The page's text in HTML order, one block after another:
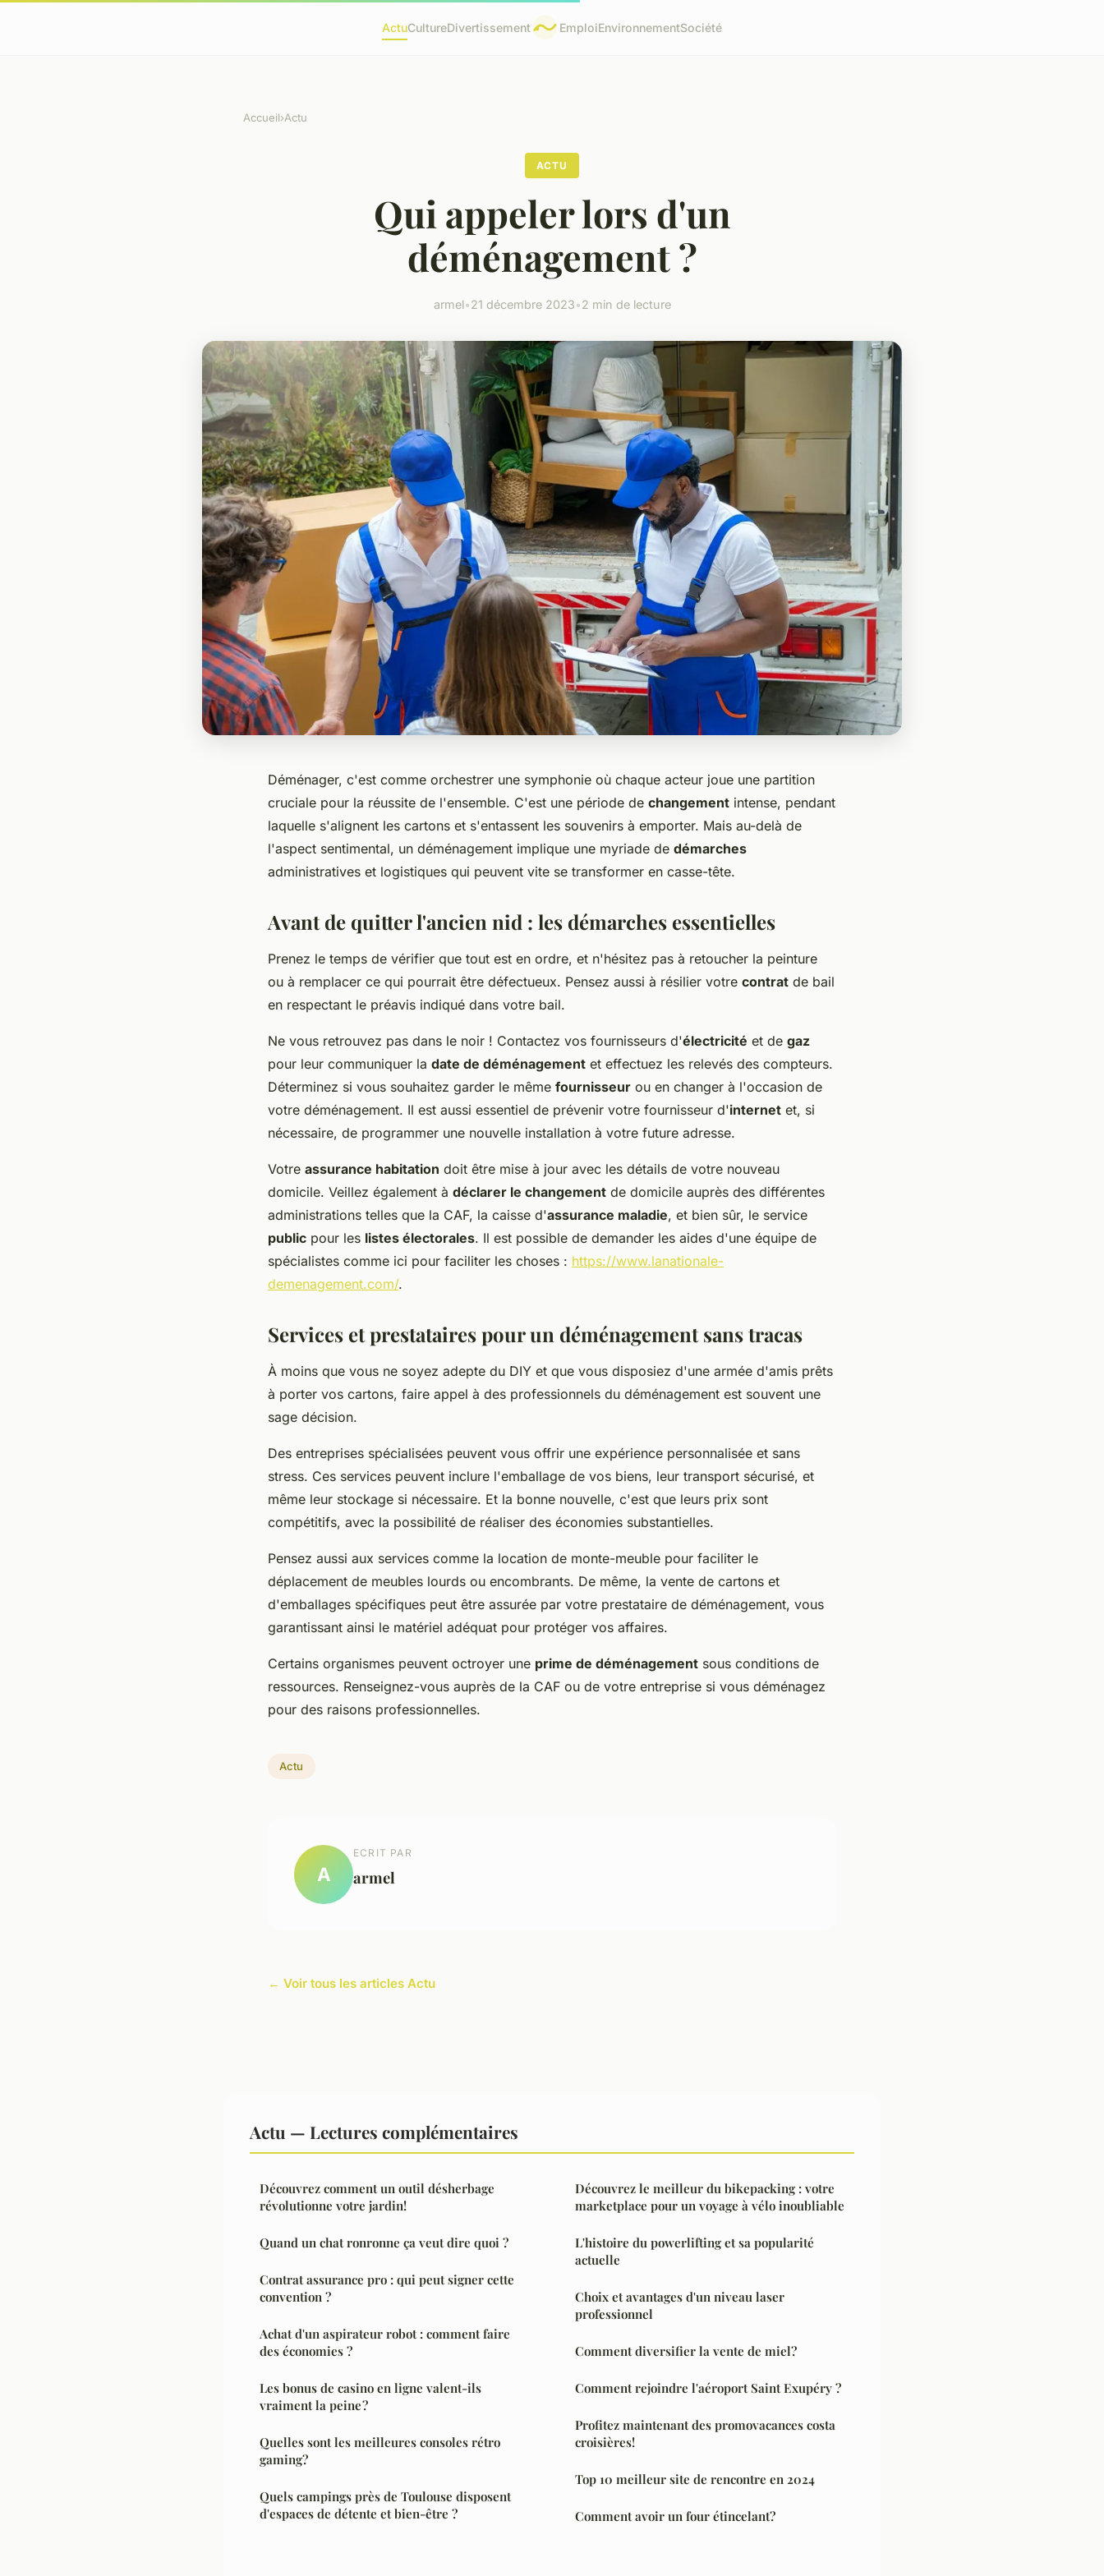
ActuCultureDivertissement EmploiEnvironnementSociété
Accueil›Actu
ACTU
Qui appeler lors d'un
déménagement ?
armel•21 décembre 2023•2 min de lecture
Déménager, c'est comme orchestrer une symphonie où chaque acteur joue une partition
cruciale pour la réussite de l'ensemble. C'est une période de changement intense, pendant
laquelle s'alignent les cartons et s'entassent les souvenirs à emporter. Mais au-delà de
l'aspect sentimental, un déménagement implique une myriade de démarches
administratives et logistiques qui peuvent vite se transformer en casse-tête.
Avant de quitter l'ancien nid : les démarches essentielles
Prenez le temps de vérifier que tout est en ordre, et n'hésitez pas à retoucher la peinture
ou à remplacer ce qui pourrait être défectueux. Pensez aussi à résilier votre contrat de bail
en respectant le préavis indiqué dans votre bail.
Ne vous retrouvez pas dans le noir ! Contactez vos fournisseurs d'électricité et de gaz
pour leur communiquer la date de déménagement et effectuez les relevés des compteurs.
Déterminez si vous souhaitez garder le même fournisseur ou en changer à l'occasion de
votre déménagement. Il est aussi essentiel de prévenir votre fournisseur d'internet et, si
nécessaire, de programmer une nouvelle installation à votre future adresse.
Votre assurance habitation doit être mise à jour avec les détails de votre nouveau
domicile. Veillez également à déclarer le changement de domicile auprès des différentes
administrations telles que la CAF, la caisse d'assurance maladie, et bien sûr, le service
public pour les listes électorales. Il est possible de demander les aides d'une équipe de
spécialistes comme ici pour faciliter les choses : https://www.lanationale-
demenagement.com/.
Services et prestataires pour un déménagement sans tracas
À moins que vous ne soyez adepte du DIY et que vous disposiez d'une armée d'amis prêts
à porter vos cartons, faire appel à des professionnels du déménagement est souvent une
sage décision.
Des entreprises spécialisées peuvent vous offrir une expérience personnalisée et sans
stress. Ces services peuvent inclure l'emballage de vos biens, leur transport sécurisé, et
même leur stockage si nécessaire. Et la bonne nouvelle, c'est que leurs prix sont
compétitifs, avec la possibilité de réaliser des économies substantielles.
Pensez aussi aux services comme la location de monte-meuble pour faciliter le
déplacement de meubles lourds ou encombrants. De même, la vente de cartons et
d'emballages spécifiques peut être assurée par votre prestataire de déménagement, vous
garantissant ainsi le matériel adéquat pour protéger vos affaires.
Certains organismes peuvent octroyer une prime de déménagement sous conditions de
ressources. Renseignez-vous auprès de la CAF ou de votre entreprise si vous déménagez
pour des raisons professionnelles.
Actu
A
ECRIT PAR
armel
← Voir tous les articles Actu
Actu — Lectures complémentaires
Découvrez comment un outil désherbage
révolutionne votre jardin!
Quand un chat ronronne ça veut dire quoi ?
Contrat assurance pro : qui peut signer cette
convention ?
Achat d'un aspirateur robot : comment faire
des économies ?
Les bonus de casino en ligne valent-ils
vraiment la peine ?
Quelles sont les meilleures consoles rétro
gaming?
Quels campings près de Toulouse disposent
d'espaces de détente et bien-être ?
Découvrez le meilleur du bikepacking : votre
marketplace pour un voyage à vélo inoubliable
L'histoire du powerlifting et sa popularité
actuelle
Choix et avantages d'un niveau laser
professionnel
Comment diversifier la vente de miel?
Comment rejoindre l'aéroport Saint Exupéry ?
Profitez maintenant des promovacances costa
croisières!
Top 10 meilleur site de rencontre en 2024
Comment avoir un four étincelant?